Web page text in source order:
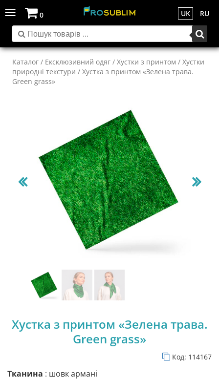
Toggle
navigation
UK RU
0
Каталог / Ексклюзивний одяг / Хустки з принтом / Хустки
природні текстури / Хустка з принтом «Зелена трава.
Green grass»
Хустка з принтом «Зелена трава.
Green grass»
Код: 114167
Тканина : шовк армані